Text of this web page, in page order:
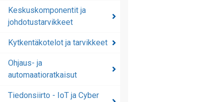
Keskuskomponentit ja
johdotustarvikkeet
Kytkentäkotelot ja tarvikkeet
Ohjaus- ja
automaatioratkaisut
Tiedonsiirto - IoT ja Cyber